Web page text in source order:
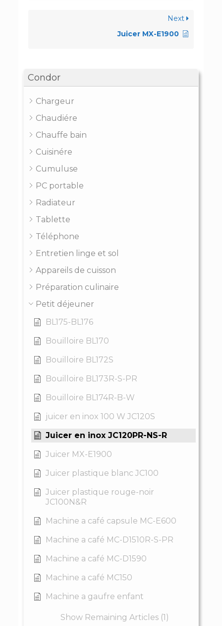
Condor
Chargeur
Chaudiére
Chauffe bain
Cuisinére
Cumuluse
PC portable
Radiateur
Tablette
Téléphone
Entretien linge et sol
Appareils de cuisson
Préparation culinaire
Petit déjeuner
BL175-BL176
Bouilloire BL170
Bouilloire BL172S
Bouilloire BL173R-S-PR
Bouilloire BL174R-B-W
juicer en inox 100 W JC120S
Juicer en inox JC120PR-NS-R
Juicer MX-E1900
Juicer plastique blanc JC100
Juicer plastique rouge-noir
JC100N&R
Machine a café capsule MC-E600
Machine a café MC-D1510R-S-PR
Machine a café MC-D1590
Machine a café MC150
Machine a gaufre enfant
Show Remaining Articles (1)
Next
Juicer MX-E1900